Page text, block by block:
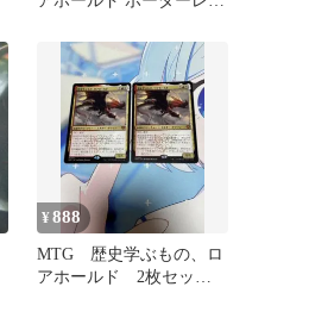
¥888
MTG 歴史学ぶもの、ロ
アホールド 2枚セッ